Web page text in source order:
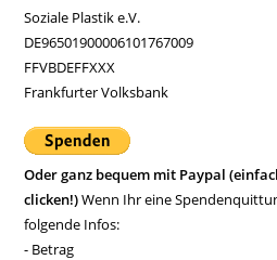
Soziale Plastik e.V.
DE96501900006101767009
FFVBDEFFXXX
Frankfurter Volksbank
Oder ganz bequem mit Paypal
clicken!)Wenn Ihr eine
folgende Infos:
- Betrag